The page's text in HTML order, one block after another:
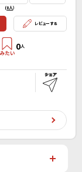
(0人）
レビューする
0人